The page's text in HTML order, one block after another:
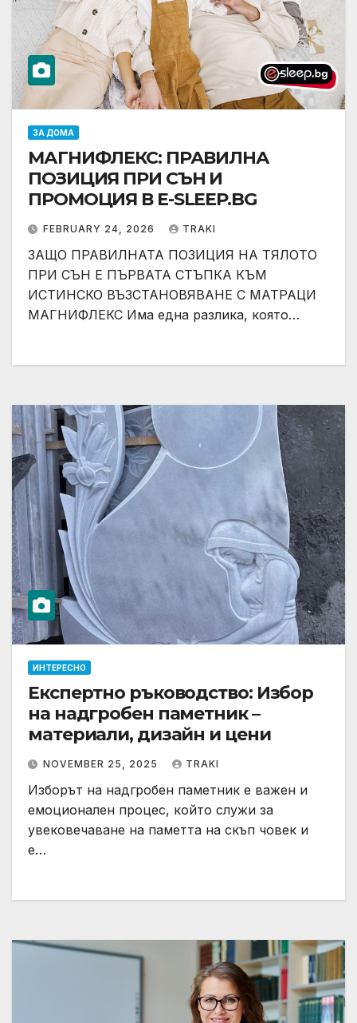
ЗА ДОМА
МАГНИФЛЕКС: ПРАВИЛНА
ПОЗИЦИЯ ПРИ СЪН И
ПРОМОЦИЯ В Е-SLEEP.BG
FEBRUARY 24, 2026 TRAKI
ЗАЩО ПРАВИЛНАТА ПОЗИЦИЯ НА ТЯЛОТО
ПРИ СЪН Е ПЪРВАТА СТЪПКА КЪМ
ИСТИНСКО ВЪЗСТАНОВЯВАНЕ С МАТРАЦИ
МАГНИФЛЕКС Има една разлика, която…
ИНТЕРЕСНО
Експертно ръководство: Избор
на надгробен паметник –
материали, дизайн и цени
NOVEMBER 25, 2025 TRAKI
Изборът на надгробен паметник е важен и
емоционален процес, който служи за
увековечаване на паметта на скъп човек и
е…